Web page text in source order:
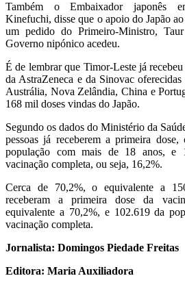
Também o Embaixador japonês
Kinefuchi, disse que o apoio do Japão
um pedido do Primeiro-Ministro,
Governo nipónico acedeu.
É de lembrar que Timor-Leste já
da AstraZeneca e da Sinovac
Austrália, Nova Zelândia, China e
168 mil doses vindas do Japão.
Segundo os dados do Ministério da
pessoas já receberem a primeira
população com mais de 18 anos, e
vacinação completa, ou seja, 16,2%.
Cerca de 70,2%, o equivalente a
receberam a primeira dose da
equivalente a 70,2%, e 102.619 da
vacinação completa.
Jornalista: Domingos Piedade Freitas
Editora: Maria Auxiliadora